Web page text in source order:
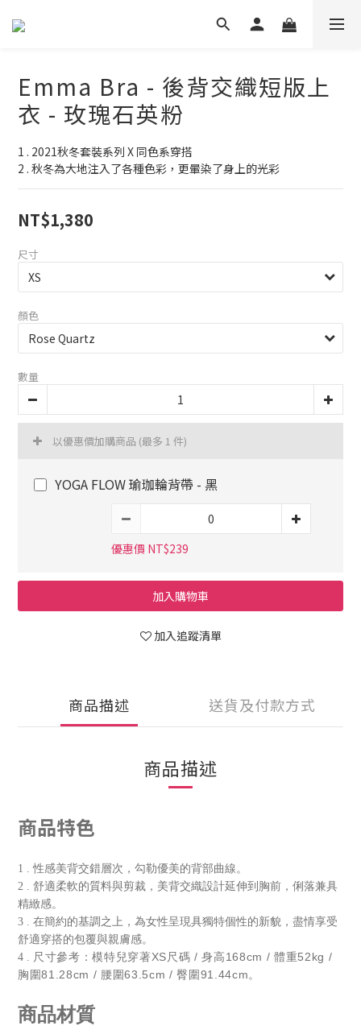
Emma Bra - 後背交織短版上
衣 - 玫瑰石英粉
1 . 2021秋冬套裝系列 X 同色系穿搭
2 . 秋冬為大地注入了各種色彩，更暈染了身上的光彩
NT$1,380
尺寸
顏色
數量
以優惠價加購商品 (最多 1 件)
YOGA FLOW 瑜珈輪背帶 - 黑
優惠價 NT$239
加入購物車
加入追蹤清單
商品描述 送貨及付款方式
商品描述
商品特色
1 .性感美背交錯層次，勾勒優美的背部曲線。
2 . 舒適柔軟的質料與剪裁，美背交織設計延伸到胸前，俐落兼具
精緻感。
3 . 在簡約的基調之上，為女性呈現具獨特個性的新貌，盡情享受
舒適穿搭的包覆與親膚感。
4 . 尺寸參考：模特兒穿著XS尺碼 / 身高168cm / 體重52kg /
胸圍81.28cm / 腰圍63.5cm / 臀圍91.44cm。
商品材質